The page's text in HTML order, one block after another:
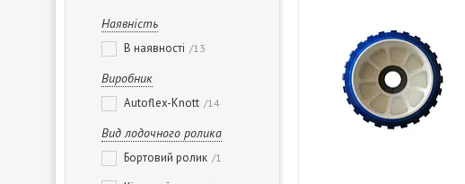
Наявність
В наявності 13
Виробник
Autoflex-Knott 14
Вид лодочного ролика
Бортовий ролик 1